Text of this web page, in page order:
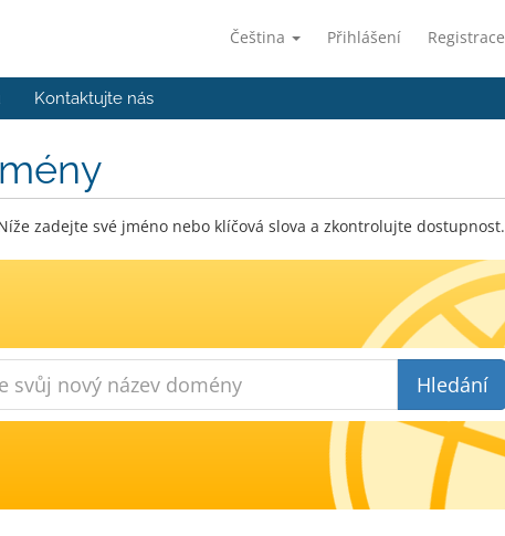
Čeština Přihlášení Registrace
Kontaktujte nás
zadejte své jméno nebo klíčová slova a zkontrolujte dostupnost.
Hledání